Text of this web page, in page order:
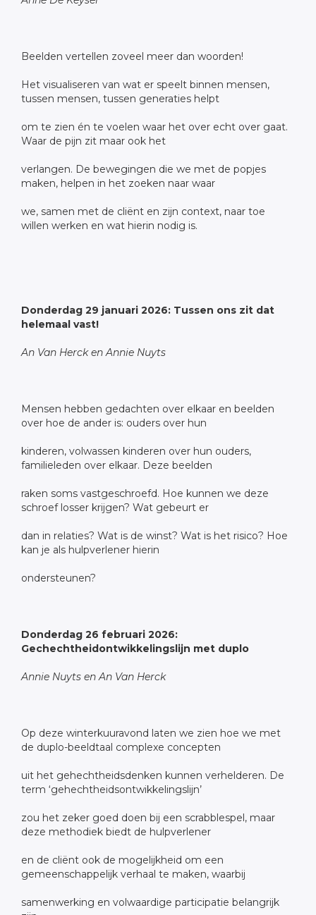
Beelden vertellen zoveel meer dan woorden!
Het visualiseren van wat er speelt binnen mensen,
tussen mensen, tussen generaties helpt
om te zien én te voelen waar het over echt over gaat.
Waar de pijn zit maar ook het
verlangen. De bewegingen die we met de popjes
maken, helpen in het zoeken naar waar
we, samen met de cliënt en zijn context, naar toe
willen werken en wat hierin nodig is.
Donderdag 29 januari 2026: Tussen ons zit dat
helemaal vast!
An Van Herck en Annie Nuyts
Mensen hebben gedachten over elkaar en beelden
over hoe de ander is: ouders over hun
kinderen, volwassen kinderen over hun ouders,
familieleden over elkaar. Deze beelden
raken soms vastgeschroefd. Hoe kunnen we deze
schroef losser krijgen? Wat gebeurt er
dan in relaties? Wat is de winst? Wat is het risico? Hoe
kan je als hulpverlener hierin
ondersteunen?
Donderdag 26 februari 2026:
Gechechtheidontwikkelingslijn met duplo
Annie Nuyts en An Van Herck
Op deze winterkuuravond laten we zien hoe we met
de duplo-beeldtaal complexe concepten
uit het gehechtheidsdenken kunnen verhelderen. De
term ‘gehechtheidsontwikkelingslijn’
zou het zeker goed doen bij een scrabblespel, maar
deze methodiek biedt de hulpverlener
en de cliënt ook de mogelijkheid om een
gemeenschappelijk verhaal te maken, waarbij
samenwerking en volwaardige participatie belangrijk